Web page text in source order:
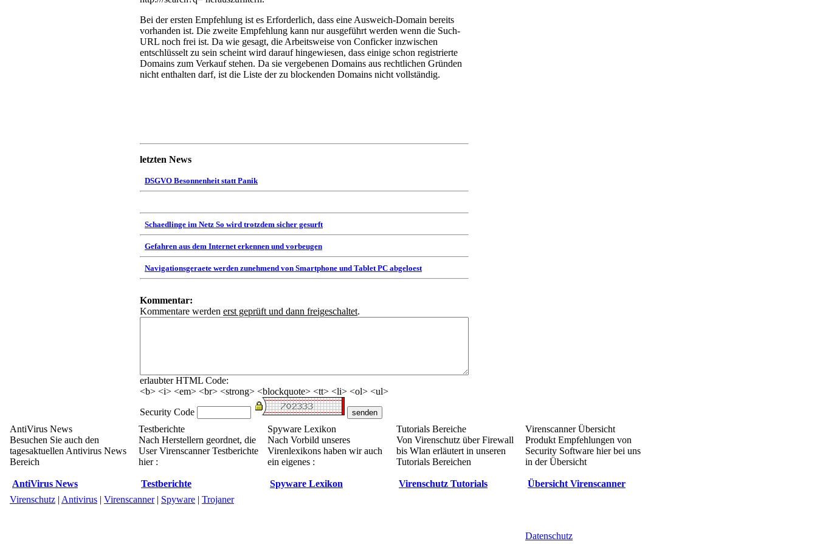
Bei der ersten Empfehlung ist es Erforderlich, dass eine Ausweich-Domain bereits
vorhanden ist. Die zweite Empfehlung kann nur ausgeführt werden wenn die Such-
URL noch frei ist. Da wie gesagt, die Arbeitsweise von Conficker inzwischen
entschlüsselt zu sein scheint wird darauf hingewiesen, dass einige schon registrierte
Domains zum Verkauf stehen. Da sie vergebenen Domains aus rechtlichen Gründen
nicht enthalten darf, ist die Liste der zu blockenden Domains nicht vollständig.
letzten News
DSGVO Besonnenheit statt Panik
Schaedlinge im Netz So wird trotzdem sicher gesurft
Gefahren aus dem Internet erkennen und vorbeugen
Navigationsgeraete werden zunehmend von Smartphone und Tablet PC abgeloest
Kommentar:
Kommentare werden erst geprüft und dann freigeschaltet.
erlaubter HTML Code:
<b> <i> <em> <br> <strong> <blockquote> <tt> <li> <ol> <ul>
Security Code
AntiVirus News
Besuchen Sie auch den
tagesaktuellen Antivirus News
Bereich
AntiVirus News
Testberichte
Nach Herstellern geordnet, die
User Virenscanner Testberichte
hier :
Testberichte
Spyware Lexikon
Nach Vorbild unseres
Virenlexikons haben wir auch
ein eigenes :
Spyware Lexikon
Tutorials Bereiche
Von Virenschutz über Firewall
bis Wlan erläutert in unseren
Tutorials Bereichen
Virenschutz Tutorials
Virenscanner Übersicht
Produkt Empfehlungen von
Security Software hier bei uns
in der Übersicht
Übersicht Virenscanner
Virenschutz | Antivirus | Virenscanner| Spyware | Trojaner
Datenschutz